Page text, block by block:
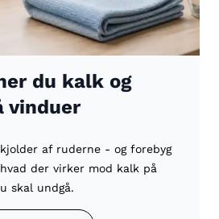
du kalk og
vinduer
af ruderne - og forebyg
der virker mod kalk på
skal undgå.